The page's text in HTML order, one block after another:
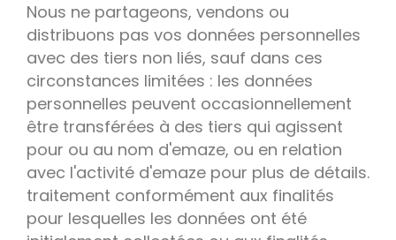
Nous ne partageons, vendons ou
distribuons pas vos données personnelles
avec des tiers non liés, sauf dans ces
circonstances limitées : les données
personnelles peuvent occasionnellement
être transférées à des tiers qui agissent
pour ou au nom d'emaze, ou en relation
avec l'activité d'emaze pour plus de détails.
traitement conformément aux finalités
pour lesquelles les données ont été